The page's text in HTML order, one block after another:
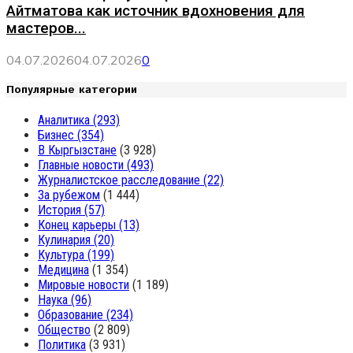
Айтматова как источник вдохновения для
мастеров...
04.07.202604.07.20260
Популярные категории
Аналитика (293)
Бизнес (354)
В Кыргызстане (3 928)
Главные новости (493)
Журналистское расследование (22)
За рубежом (1 444)
История (57)
Конец карьеры (13)
Кулинария (20)
Культура (199)
Медицина (1 354)
Мировые новости (1 189)
Наука (96)
Образование (234)
Общество (2 809)
Политика (3 931)